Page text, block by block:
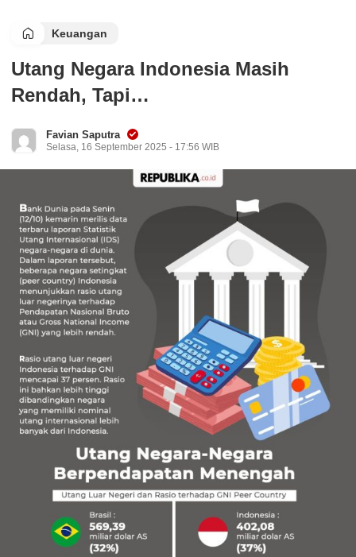
Keuangan
Utang Negara Indonesia Masih
Rendah, Tapi…
Favian Saputra
Selasa, 16 September 2025 - 17:56 WIB